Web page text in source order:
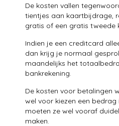
De kosten vallen
tientjes aan kaartbijdrage,
gratis of een gratis tweede
Indien je een creditcard
dan krijg je normaal
maandelijks het
bankrekening.
De kosten voor betalingen
wel voor kiezen een
moeten ze wel vooraf
maken.